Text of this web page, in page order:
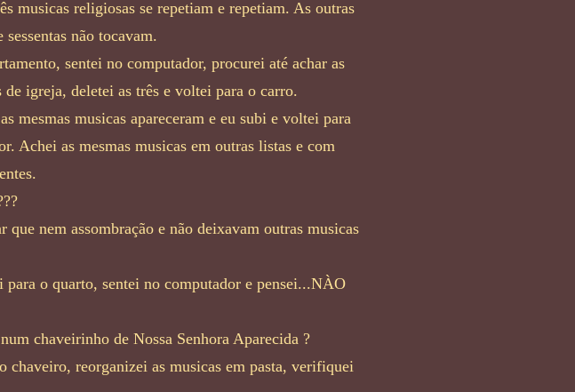
musicas religiosas se repetiam e repetiam. As outras
sessentas não tocavam.
sentei no computador, procurei até achar as
de igreja, deletei as três e voltei para o carro.
mesmas musicas apareceram e eu subi e voltei para
Achei as mesmas musicas em outras listas e com
que nem assombração e não deixavam outras musicas
o quarto, sentei no computador e pensei...NÀO
chaveirinho de Nossa Senhora Aparecida ?
chaveiro, reorganizei as musicas em pasta, verifiquei